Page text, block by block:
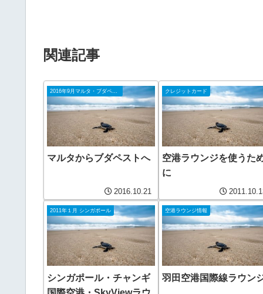
関連記事
マルタからブダペストへ
2016.10.21
クレジットカード
空港ラウンジを使うた
に
2011年１月 シンガポール
シンガポール・チャンギ
空港ラウンジ情報
羽田空港国際線ラウン